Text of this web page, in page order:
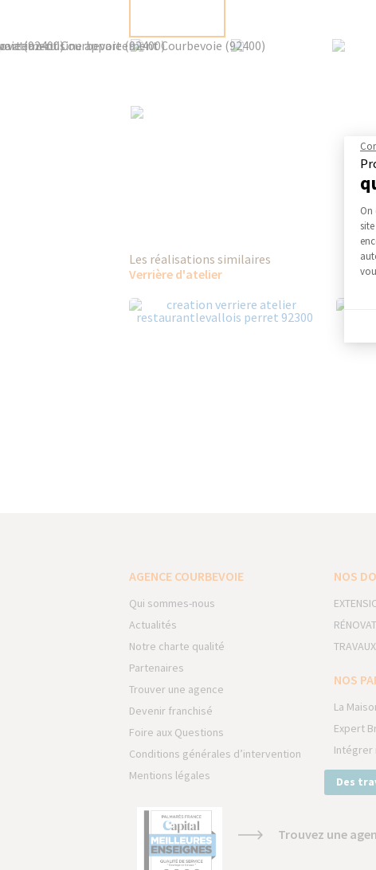
Les réalisations similaires
Verrière d'atelier
AGENCE COURBEVOIE
Qui sommes-nous
Actualités
Notre charte qualité
Partenaires
Trouver une agence
Devenir franchisé
Foire aux Questions
Conditions générales d’intervention
Mentions légales
NOS
NOS
La
Expert
Intégrer
Des
Trouvez une
On